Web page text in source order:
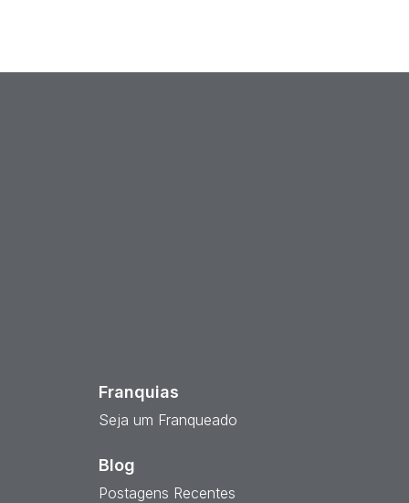
Franquias
Seja um Franqueado
Blog
Postagens Recentes